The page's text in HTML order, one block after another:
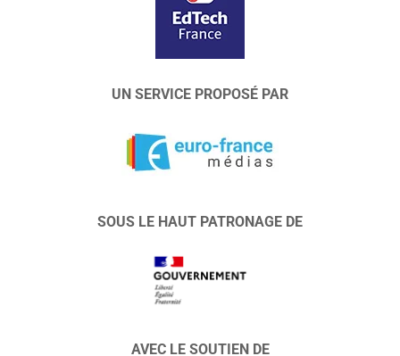
UN SERVICE PROPOSÉ PAR
SOUS LE HAUT PATRONAGE DE
AVEC LE SOUTIEN DE